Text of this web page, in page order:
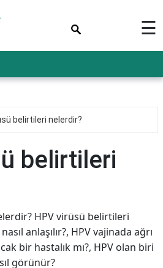
☰
belirtileri nelerdir?
belirtileri
HPV virüsü belirtileri
anlaşılır?, HPV vajinada ağrı
bir hastalık mı?, HPV olan biri
görünür?